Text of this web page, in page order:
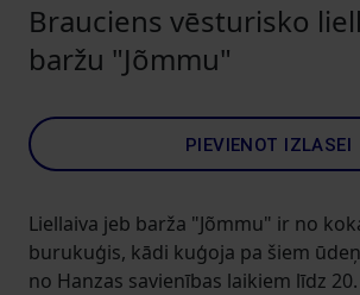
Brauciens vēsturisko
baržu "Jõmmu"
PIEVIENOT IZLASEI
Liellaiva jeb barža "Jõmmu" ir no
burukuģis, kādi kuģoja pa šiem
no Hanzas savienības laikiem līdz